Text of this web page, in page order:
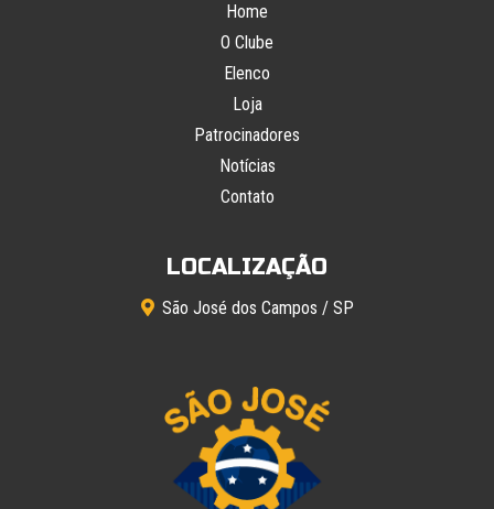
Home
O Clube
Elenco
Loja
Patrocinadores
Notícias
Contato
LOCALIZAÇÃO
São José dos Campos / SP